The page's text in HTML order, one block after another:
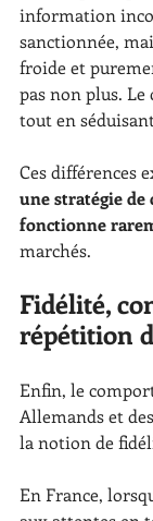
information
sanctionnée,
froide et
pas non plus.
tout en
Ces différences
une stratégie
fonctionne
marchés.
Fidélité,
répétition
Enfin, le
Allemands et
la notion de
En France,